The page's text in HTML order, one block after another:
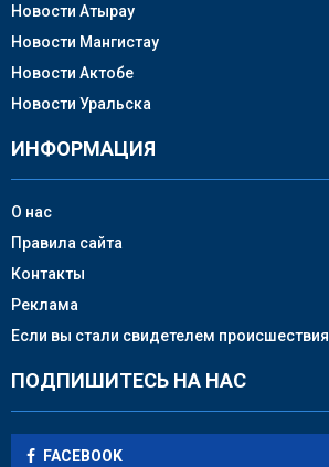
Новости Атырау
Новости Мангистау
Новости Актобе
Новости Уральска
ИНФОРМАЦИЯ
О нас
Правила сайта
Контакты
Реклама
Если вы стали свидетелем происшествия
ПОДПИШИТЕСЬ НА НАС
FACEBOOK